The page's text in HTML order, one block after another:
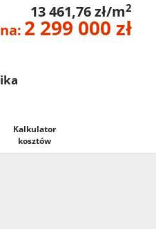
13 461,76 zł/m2
2 299 000 zł
Kalkulator
kosztów